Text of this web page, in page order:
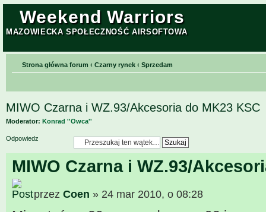
Weekend Warriors
MAZOWIECKA SPOŁECZNOŚĆ AIRSOFTOWA
Strona główna forum ‹ Czarny rynek ‹ Sprzedam
MIWO Czarna i WZ.93/Akcesoria do MK23 KSC
Moderator: Konrad ''Owca''
Odpowiedz
MIWO Czarna i WZ.93/
przez Coen » 24 mar 2010, o 08:28